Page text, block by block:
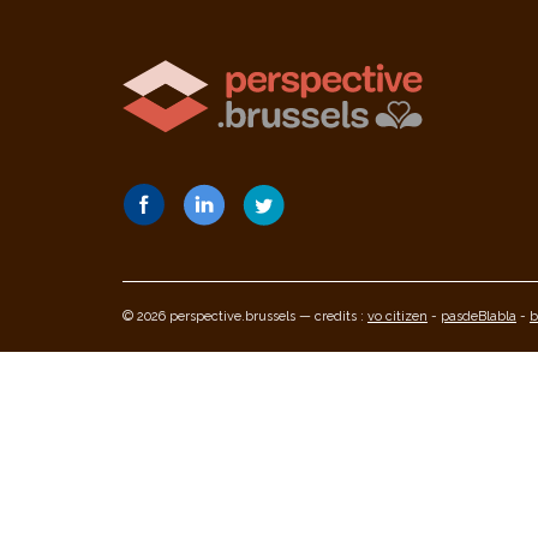
© 2026 perspective.brussels — credits : vo citizen - pasdeBlabla -